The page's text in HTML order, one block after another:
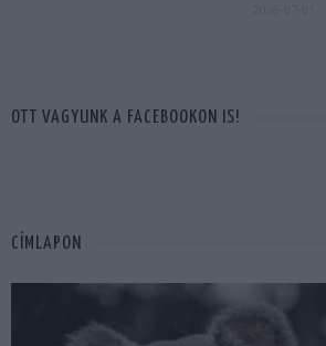
OTT VAGYUNK A FACEBOOKON IS!
CÍMLAPON